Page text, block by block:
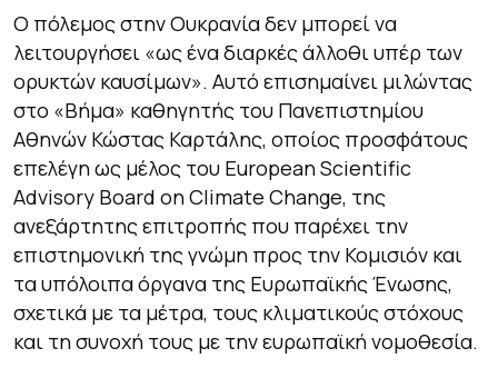
Ο πόλεμος στην Ουκρανία δεν μπορεί να
λειτουργήσει «ως ένα διαρκές άλλοθι υπέρ των
ορυκτών καυσίμων». Αυτό επισημαίνει μιλώντας
στο «Βήμα» καθηγητής του Πανεπιστημίου
Αθηνών Κώστας Καρτάλης, οποίος προσφάτους
επελέγη ως μέλος του European Scientific
Advisory Board on Climate Change, της
ανεξάρτητης επιτροπής που παρέχει την
επιστημονική της γνώμη προς την Κομισιόν και
τα υπόλοιπα όργανα της Ευρωπαϊκής Ένωσης,
σχετικά με τα μέτρα, τους κλιματικούς στόχους
και τη συνοχή τους με την ευρωπαϊκή νομοθεσία.